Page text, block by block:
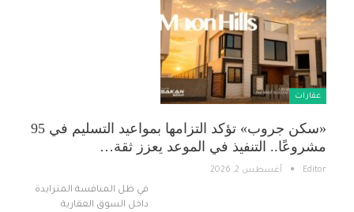
عقارات
«سكن جروب» تؤكد التزامها بمواعيد التسليم في 95
مشروعًا.. التنفيذ في الموعد يعزز ثقة…
Editor أغسطس 2, 2026
في ظل المنافسة المتزايدة
داخل السوق العقارية